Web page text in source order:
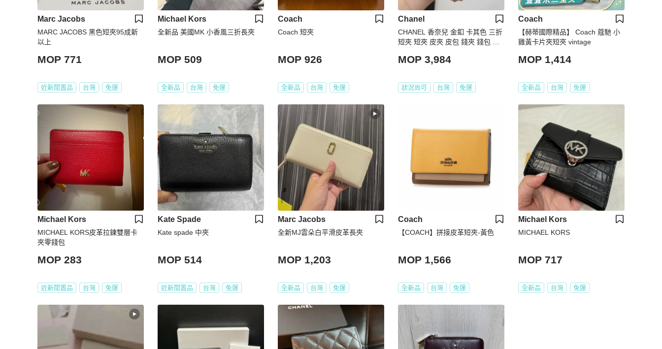
Marc Jacobs
MARC JACOBS 黑色短夾95成新
以上
MOP 771
近新閒置品 台灣 免運
Michael Kors
全新品 美國MK 小香風三折長夾
MOP 509
全新品 台灣 免運
Coach
Coach 短夾
MOP 926
全新品 台灣 免運
Chanel
CHANEL 香奈兒 金釦 卡其色 三折
短夾 短夾 皮夾 皮包 錢夾 錢包 卡
MOP 3,984
狀況尚可 台灣 免運
Coach
【赫蒂國際精品】 Coach 蔻馳 小
雞黃卡片夾短夾 vintage
MOP 1,414
全新品 台灣 免運
Michael Kors
MICHAEL KORS皮革拉鍊雙層卡
夾零錢包
MOP 283
近新閒置品 台灣 免運
Kate Spade
Kate spade 中夾
MOP 514
近新閒置品 台灣 免運
Marc Jacobs
全新MJ雲朵白平滑皮革長夾
MOP 1,203
全新品 台灣 免運
Coach
【COACH】拼接皮革短夾-黃色
MOP 1,566
全新品 台灣 免運
Michael Kors
MICHAEL KORS
MOP 717
全新品 台灣 免運